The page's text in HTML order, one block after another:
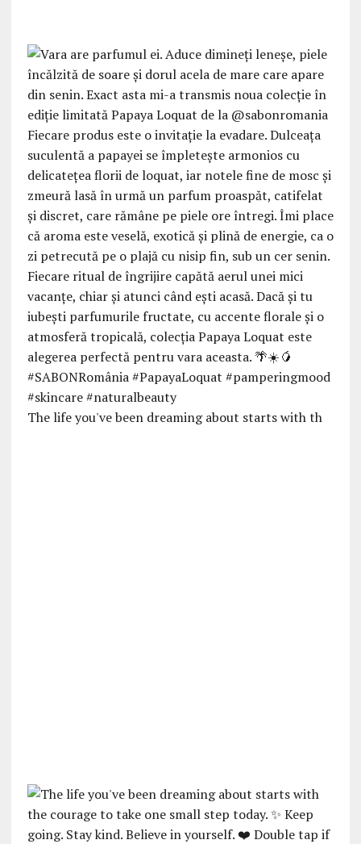
The life you've been dreaming about starts with th